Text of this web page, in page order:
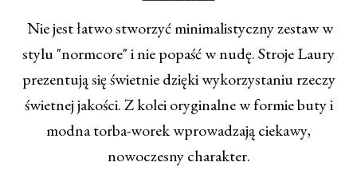
Nie jest łatwo stworzyć minimalistyczny zestaw w
stylu "normcore" i nie popaść w nudę. Stroje Laury
prezentują się świetnie dzięki wykorzystaniu rzeczy
świetnej jakości. Z kolei oryginalne w formie buty i
modna torba-worek wprowadzają ciekawy,
nowoczesny charakter.